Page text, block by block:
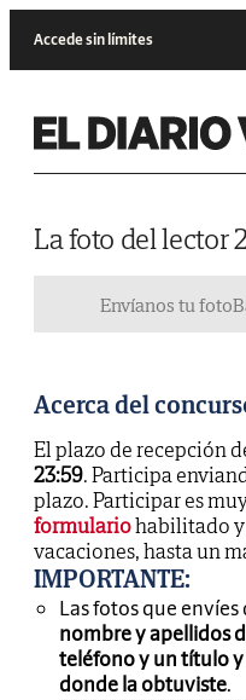
Accede sin límites
La foto del lector
Envíanos tu foto
Acerca del
El plazo de recepción
23:59. Participa
plazo. Participar es
formulariohabilitado
vacaciones, hasta un
IMPORTANTE:
Las fotos que
nombre y apellidos
teléfono y un título
donde la obtuviste.